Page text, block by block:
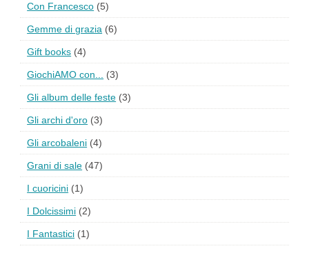
Con Francesco (5)
Gemme di grazia (6)
Gift books (4)
GiochiAMO con... (3)
Gli album delle feste (3)
Gli archi d'oro (3)
Gli arcobaleni (4)
Grani di sale (47)
I cuoricini (1)
I Dolcissimi (2)
I Fantastici (1)